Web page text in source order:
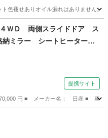
色褪せありオイル漏れはありません
ＷＤ 両側スライドドア ス
納ミラー シートヒーター
盗難防止システム ＡＢ
ｏｏｔｈ アルミホイー
エアコン （検10.7）
提携サイト
円 ■ メーカー名： 日産 ■ 車